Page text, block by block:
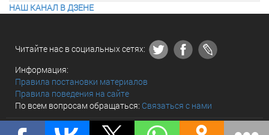
НАШ КАНАЛ В ДЗЕНЕ
Читайте нас в социальных сетях:
Информация:
Правила постановки материалов
Правила поведения на сайте
По всем вопросам обращаться: Связаться с нами
© «The world and we» 2010 - 2026